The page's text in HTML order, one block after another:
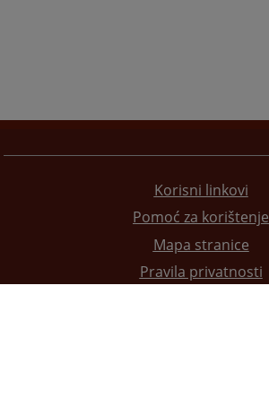
Korisni linkovi
Pomoć za korištenje
Mapa stranice
Pravila privatnosti